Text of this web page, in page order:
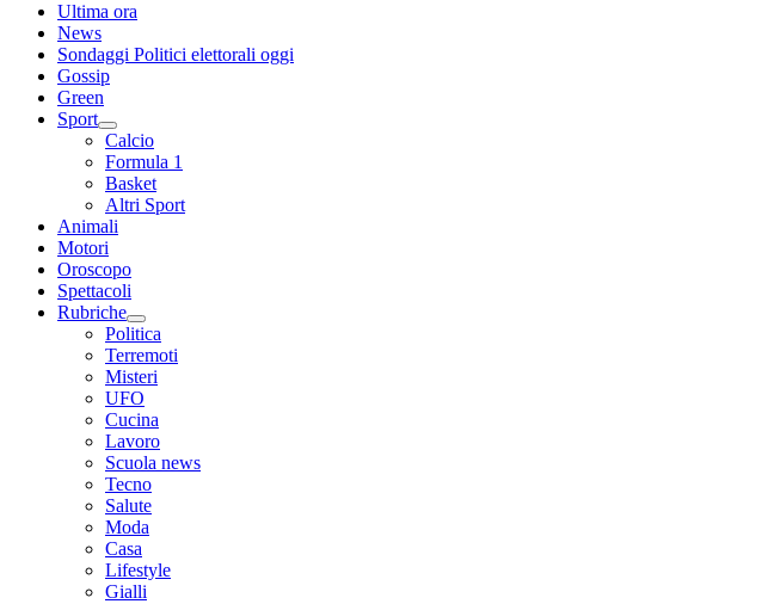
Ultima ora
News
Sondaggi Politici elettorali oggi
Gossip
Green
Sport
Calcio
Formula 1
Basket
Altri Sport
Animali
Motori
Oroscopo
Spettacoli
Rubriche
Politica
Terremoti
Misteri
UFO
Cucina
Lavoro
Scuola news
Tecno
Salute
Moda
Casa
Lifestyle
Gialli